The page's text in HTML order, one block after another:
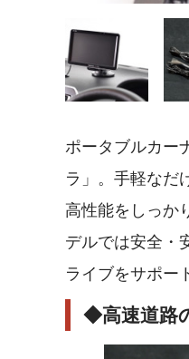
ポータブルカー
ラ」。手軽なだ
高性能をしっか
デルでは安全・
ライブをサポー
◆高速道路